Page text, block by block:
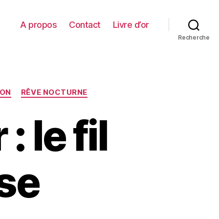
A propos Contact Livre d’or
Recherche
RÊVE NOCTURNE
: le fil